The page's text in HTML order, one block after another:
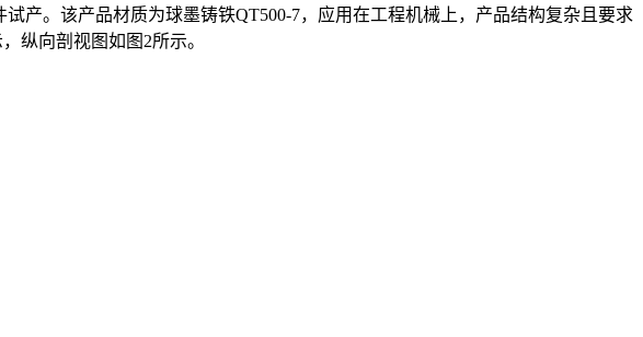
产。该产品材质为球墨铸铁QT500-7，应用在工程机械上，产品结构复杂且要求
纵向剖视图如图2所示。